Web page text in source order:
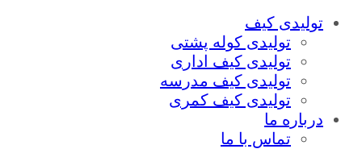
تولیدی کیف
تولیدی کوله پشتی
تولیدی کیف اداری
تولیدی کیف مدرسه
تولیدی کیف کمری
درباره ما
تماس با ما